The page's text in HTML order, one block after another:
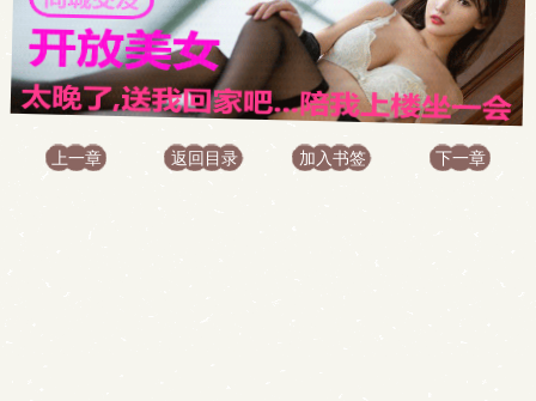
上一章 返回目录 加入书签 下一章